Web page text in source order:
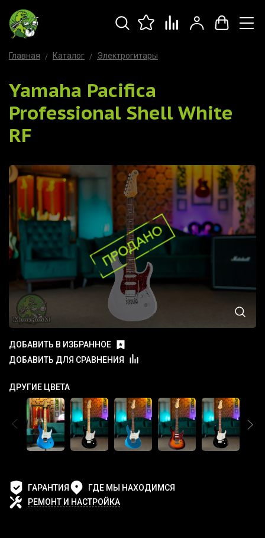
Главная Каталог Электрогитары
Yamaha Pacifica
Professional Shell White
RF
ДОБАВИТЬ В ИЗБРАННОЕ
ДОБАВИТЬ ДЛЯ СРАВНЕНИЯ
ДРУГИЕ ЦВЕТА
ГАРАНТИЯ
ГДЕ МЫ НАХОДИМСЯ
РЕМОНТ И НАСТРОЙКА